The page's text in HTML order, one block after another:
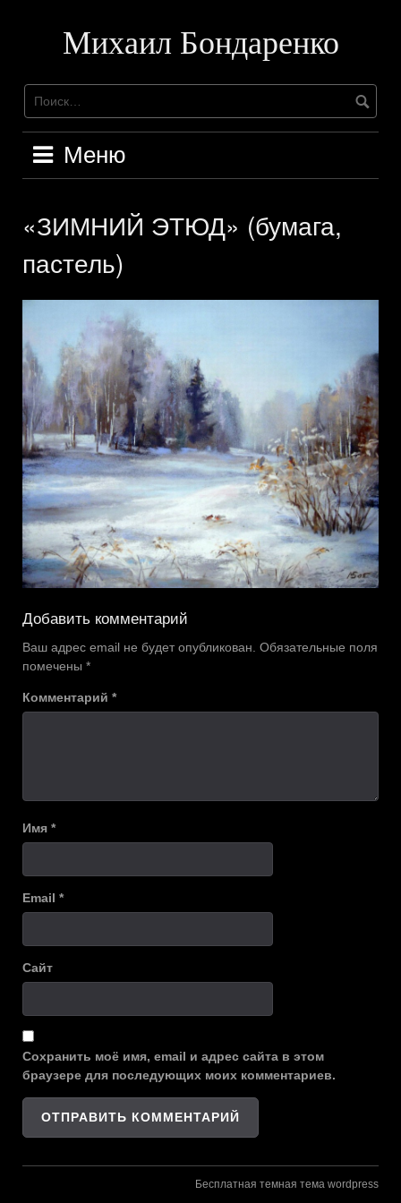
содержимомуМихаил Бондаренко
Меню
«ЗИМНИЙ ЭТЮД» (бумага,
пастель)
Добавить комментарий
Ваш адрес email не будет опубликован. Обязательные поля
помечены *
Комментарий *
Имя *
Email *
Сайт
Сохранить моё имя, email и адрес сайта в этом
браузере для последующих моих комментариев.
Бесплатная темная тема wordpress